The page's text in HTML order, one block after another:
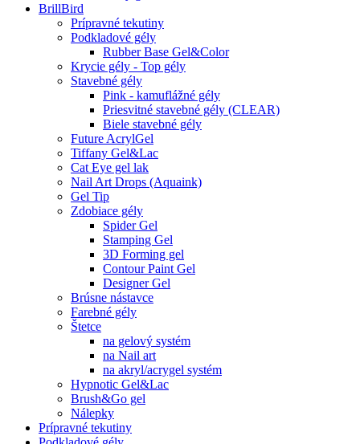
BrillBird
Prípravné tekutiny
Podkladové gély
Rubber Base Gel&Color
Krycie gély - Top gély
Stavebné gély
Pink - kamuflážné gély
Priesvitné stavebné gély (CLEAR)
Biele stavebné gély
Future AcrylGel
Tiffany Gel&Lac
Cat Eye gel lak
Nail Art Drops (Aquaink)
Gel Tip
Zdobiace gély
Spider Gel
Stamping Gel
3D Forming gel
Contour Paint Gel
Designer Gel
Brúsne nástavce
Farebné gély
Štetce
na gelový systém
na Nail art
na akryl/acrygel systém
Hypnotic Gel&Lac
Brush&Go gel
Nálepky
Prípravné tekutiny